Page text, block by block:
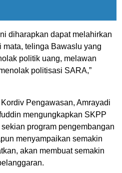
diharapkan dapat melahirkan
telinga Bawaslu yang
politik uang, melawan
politisasi SARA,”
Pengawasan, Amrayadi
mengungkapkan SKPP
program pengembangan
menyampaikan semakin
akan membuat semakin